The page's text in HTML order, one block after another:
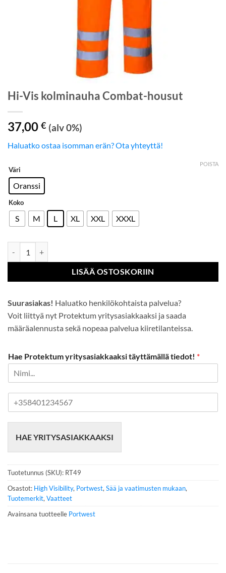
Hi-Vis kolminauha Combat-housut
37,00 € (alv 0%)
Haluatko ostaa isomman erän? Ota yhteyttä!
Väri
Oranssi
Koko
S M L XL XXL XXXL
POISTA
LISÄÄ OSTOSKORIIN
Suurasiakas! Haluatko henkilökohtaista palvelua?
Voit liittyä nyt Protektum yritysasiakkaaksi ja saada
määräalennusta sekä nopeaa palvelua kiiretilanteissa.
Hae Protektum yritysasiakkaaksi täyttämällä tiedot! *
n
u
m
e
r
o
HAE YRITYSASIAKKAAKSI
Tuotetunnus (SKU): RT49
Osastot: High Visibility, Portwest, Sää ja vaatimusten mukaan,
Tuotemerkit, Vaatteet
Avainsana tuotteelle Portwest